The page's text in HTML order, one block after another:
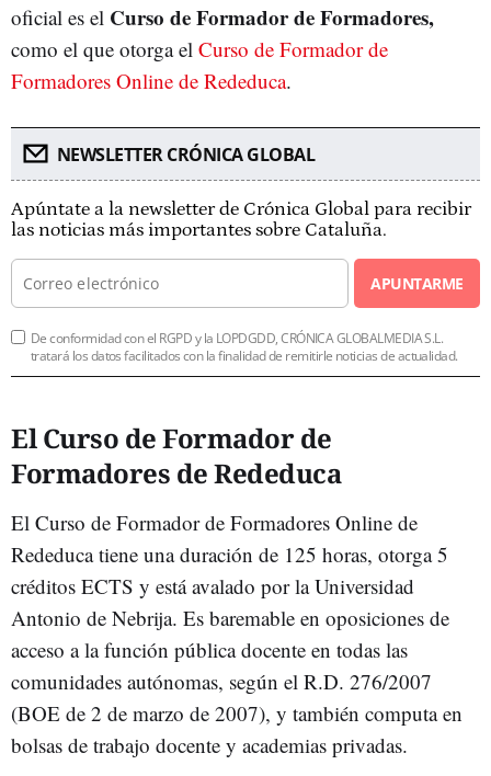
oficial es el Curso de Formador de Formadores,
como el que otorga el Curso de Formador de
Formadores Online de Rededuca.
NEWSLETTER CRÓNICA GLOBAL
Apúntate a la newsletter de Crónica Global para recibir
las noticias más importantes sobre Cataluña.
APUNTARME
De conformidad con el RGPD y la LOPDGDD, CRÓNICA GLOBALMEDIA S.L.
tratará los datos facilitados con la finalidad de remitirle noticias de actualidad.
El Curso de Formador de
Formadores de Rededuca
El Curso de Formador de Formadores Online de
Rededuca tiene una duración de 125 horas, otorga 5
créditos ECTS y está avalado por la Universidad
Antonio de Nebrija. Es baremable en oposiciones de
acceso a la función pública docente en todas las
comunidades autónomas, según el R.D. 276/2007
(BOE de 2 de marzo de 2007), y también computa en
bolsas de trabajo docente y academias privadas.